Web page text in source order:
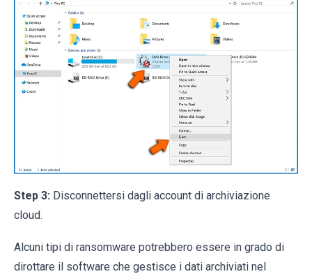
Step 3: Disconnettersi dagli account di archiviazione
cloud.
Alcuni tipi di ransomware potrebbero essere in grado di
dirottare il software che gestisce i dati archiviati nel